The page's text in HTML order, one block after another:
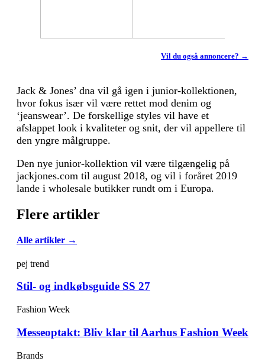
Vil du også annoncere? →
Jack & Jones’ dna vil gå igen i junior-kollektionen,
hvor fokus især vil være rettet mod denim og
‘jeanswear’. De forskellige styles vil have et
afslappet look i kvaliteter og snit, der vil appellere til
den yngre målgruppe.
Den nye junior-kollektion vil være tilgængelig på
jackjones.com til august 2018, og vil i foråret 2019
lande i wholesale butikker rundt om i Europa.
Flere artikler
Alle artikler →
pej trend
Stil- og indkøbsguide SS 27
Fashion Week
Messeoptakt: Bliv klar til Aarhus Fashion Week
Brands